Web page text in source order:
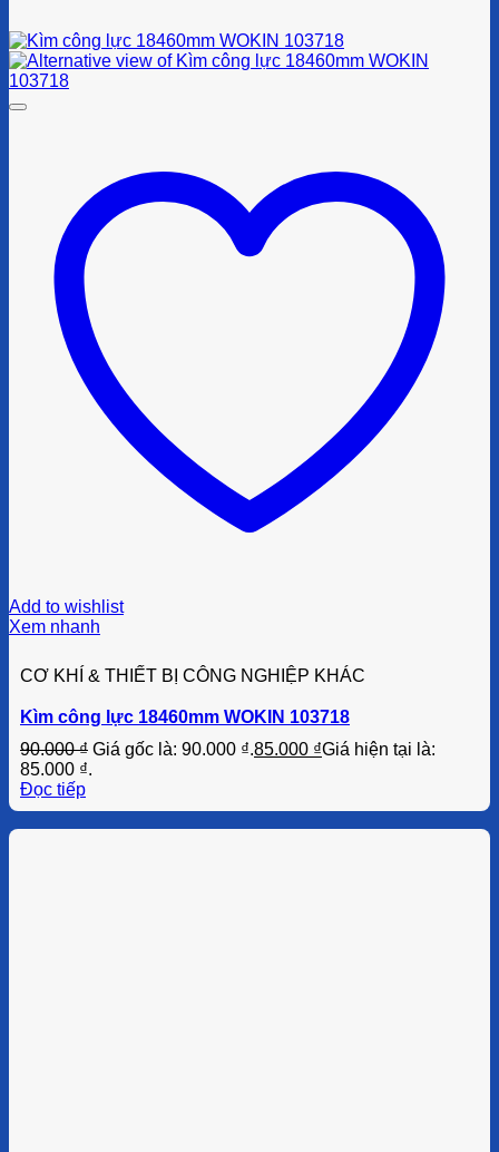
Add to wishlist
Xem nhanh
CƠ KHÍ & THIẾT BỊ CÔNG NGHIỆP KHÁC
Kìm công lực 18460mm WOKIN 103718
90.000₫ Giá gốc là: 90.000 ₫.85.000 ₫Giá hiện tại là:
85.000 ₫.
Đọc tiếp